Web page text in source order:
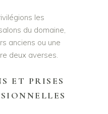
les
du domaine,
anciens ou une
deux averses.
ET PRISES